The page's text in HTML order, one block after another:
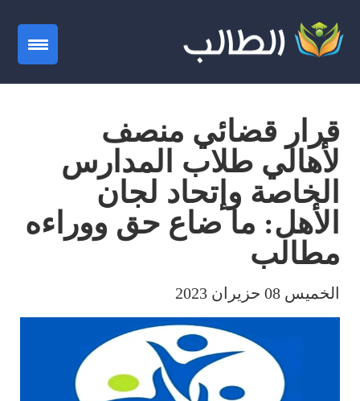
قرار قضائي منصف
لأهالي طلاب المدارس
الخاصة وإتحاد لجان
الأهل: ما ضاع حق ووراءه
مطالب
الخميس 08 حزيران 2023